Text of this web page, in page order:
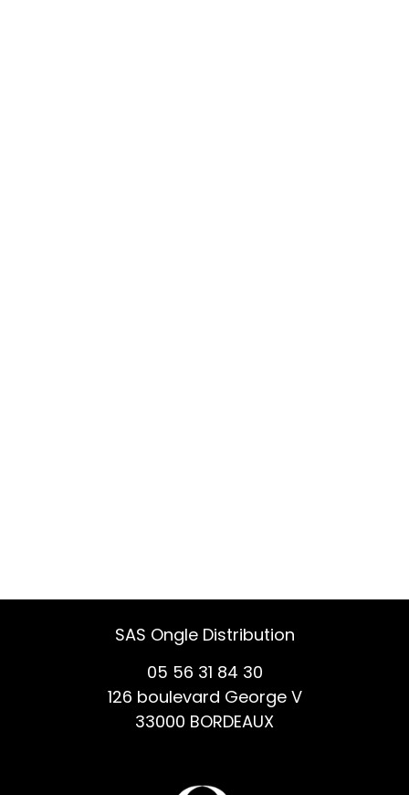
SAS Ongle Distribution
05 56 31 84 30
126 boulevard George V
33000 BORDEAUX